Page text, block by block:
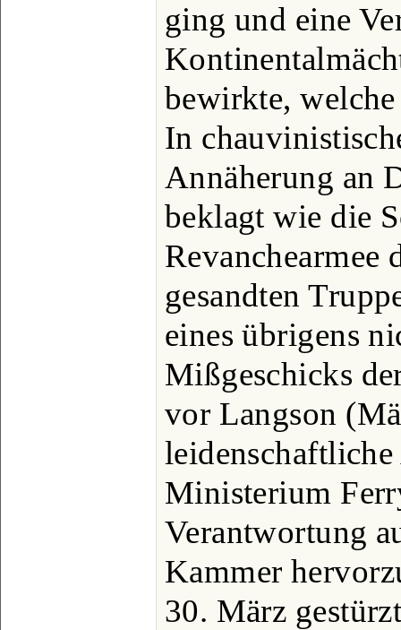
ging und eine
bewirkte,
In
Annäherung an
beklagt wie die
Revanchearmee
gesandten
eines übrigens
Mißgeschicks
vor Langson
Ministerium
Verantwortung
Kammer
30. März